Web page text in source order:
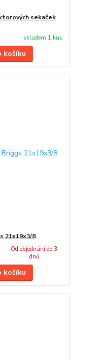
sekaček
skladem 1 kus
košíku
21x19x3/8
Od objednání do 3
dnů
košíku